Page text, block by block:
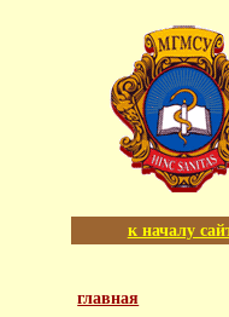
к началу
главная